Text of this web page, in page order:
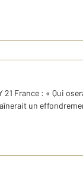
France : « Qui
un